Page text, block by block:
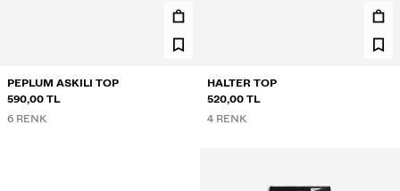
PEPLUM ASKILI TOP
590,00 TL
6 RENK
HALTER TOP
520,00 TL
4 RENK